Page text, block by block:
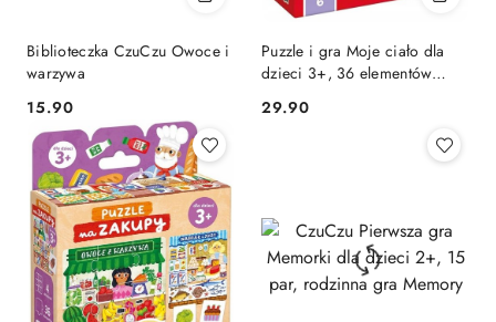
Biblioteczka CzuCzu Owoce i
warzywa
Cena:
15.90
Puzzle i gra Moje ciało dla
dzieci 3+, 36 elementów
Cena:
29.90